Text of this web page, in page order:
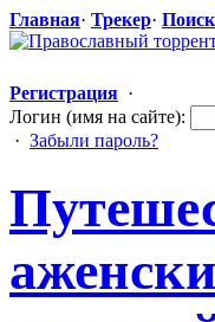
Главная· Трекер· Поиск
Регистрация ·
Логин (имя на сайте):
· Забыли пароль?